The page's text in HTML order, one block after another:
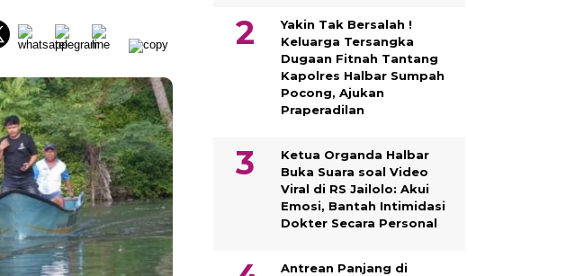
Yakin Tak Bersalah !
Keluarga Tersangka
Dugaan Fitnah Tantang
Kapolres Halbar Sumpah
Pocong, Ajukan
Praperadilan
Ketua Organda Halbar
Buka Suara soal Video
Viral di RS Jailolo: Akui
Emosi, Bantah Intimidasi
Dokter Secara Personal
Antrean Panjang di